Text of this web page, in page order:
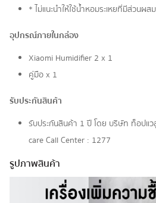
* ไม่แนะนำให้ใช้น้ำหอมระเหยที่มีส่วนผ
อุปกรณ์ภายในกล่อง
Xiaomi Humidifier 2 x 1
คู่มือ x 1
รับประกันสินค้า
รับประกันสินค้า 1 ปี โดย บริษัท ท็อปแ
care Call Center : 1277
รูปภาพสินค้า